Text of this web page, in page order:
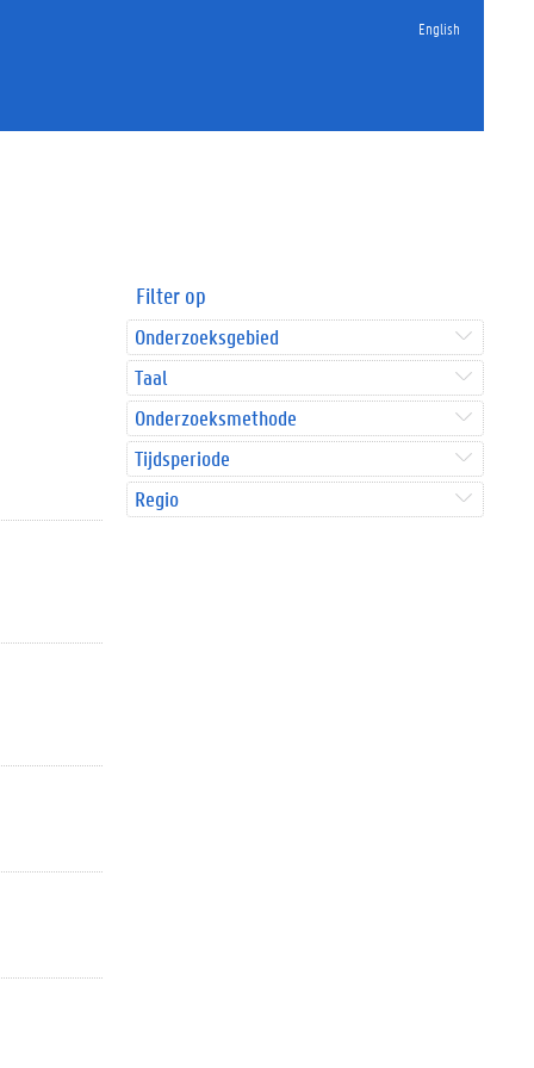
English
Filter op
Onderzoeksgebied
Taal
Onderzoeksmethode
Tijdsperiode
Regio